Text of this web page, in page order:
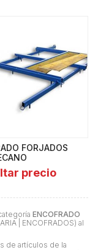
ENCOFRADO
| ENCOFRADOS) al
de artículos de la
FORJADOS
precio